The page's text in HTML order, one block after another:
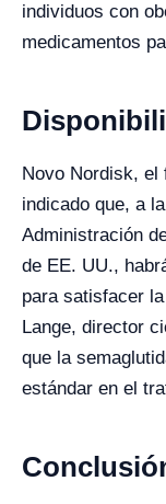
individuos con
medicamentos
Novo Nordisk, el
indicado que, a
Administración
de EE. UU.,
para satisfacer
Lange, director
que la
estándar en el